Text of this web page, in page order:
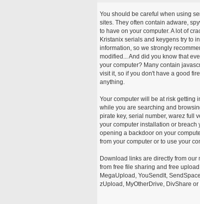
You should be careful when using
sites. They often contain adware,
to have on your computer. A lot of
Kristanix serials and keygens try to
information, so we strongly
modified... And did you know that
your computer? Many contain
visit it, so if you don't have a good
anything.
Your computer will be at risk getting
while you are searching and
pirate key, serial number, warez full
your computer installation or breach
opening a backdoor on your
from your computer or to use your
Download links are directly from
from free file sharing and free
MegaUpload, YouSendIt,
zUpload, MyOtherDrive, DivShare